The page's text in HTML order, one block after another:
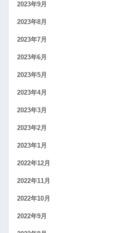
2023年9月
2023年8月
2023年7月
2023年6月
2023年5月
2023年4月
2023年3月
2023年2月
2023年1月
2022年12月
2022年11月
2022年10月
2022年9月